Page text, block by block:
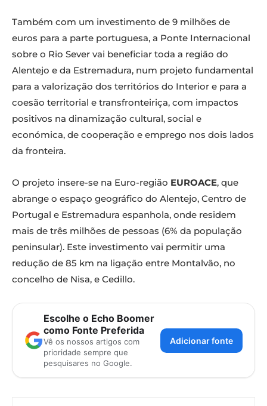
Também com um investimento de 9 milhões de
euros para a parte portuguesa, a Ponte Internacional
sobre o Rio Sever vai beneficiar toda a região do
Alentejo e da Estremadura, num projeto fundamental
para a valorização dos territórios do Interior e para a
coesão territorial e transfronteiriça, com impactos
positivos na dinamização cultural, social e
económica, de cooperação e emprego nos dois lados
da fronteira.
O projeto insere-se na Euro-região EUROACE, que
abrange o espaço geográfico do Alentejo, Centro de
Portugal e Estremadura espanhola, onde residem
mais de três milhões de pessoas (6% da população
peninsular). Este investimento vai permitir uma
redução de 85 km na ligação entre Montalvão, no
concelho de Nisa, e Cedillo.
Escolhe o Echo Boomer
como Fonte Preferida
Vê os nossos artigos com
prioridade sempre que
pesquisares no Google.
Adicionar fonte